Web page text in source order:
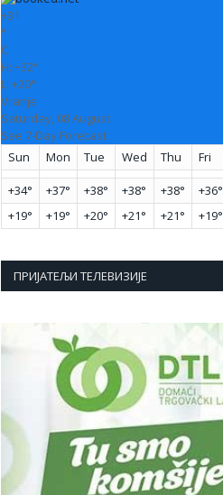
+31
°
C
H: +32°
L: +20°
Vranje
Saturday, 08 August
See 7-Day Forecast
Sun
Mon Tue Wed Thu Fri
+34° +37° +38° +38° +38° +36°
+19° +19° +20° +21° +21° +19°
ПРИЈАТЕЉИ ТЕЛЕВИЗИЈЕ